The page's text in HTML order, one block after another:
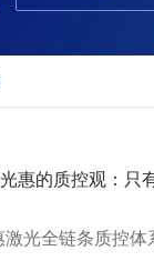
惠的质控观：只
激光全链条质控